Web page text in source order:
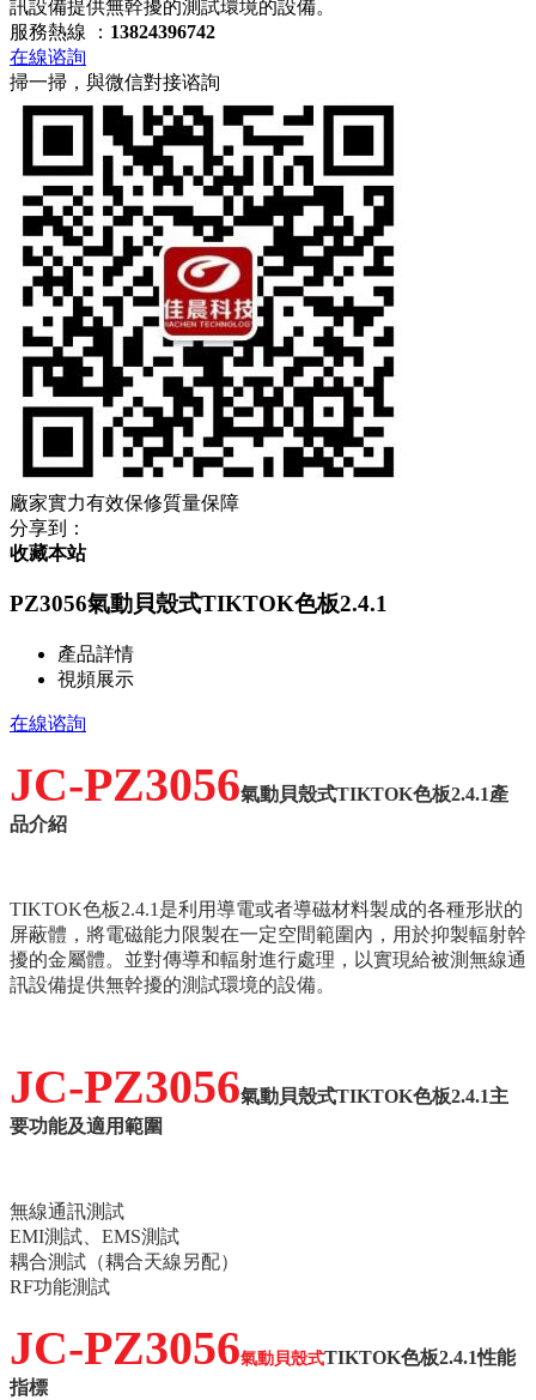
訊設備提供無幹擾的測試環境的設備。
服務熱線 ： 13824396742
在線谘詢
掃一掃，與微信對接谘詢
廠家實力有效保修質量保障
分享到：
收藏本站
PZ3056氣動​貝殼式TIKTOK色板2.4.1
產品詳情
視頻展示
在線谘詢
JC-PZ3056氣動貝殼式TIKTOK色板2.4.1產
品介紹
TIKTOK色板2.4.1是利用導電或者導磁材料製成的各種形狀的
屏蔽體，將電磁能力限製在一定空間範圍內，用於抑製輻射幹
擾的金屬體。並對傳導和輻射進行處理，以實現給被測無線通
訊設備提供無幹擾的測試環境的設備。
JC-PZ3056氣動貝殼式TIKTOK色板2.4.1主
要功能及適用範圍
無線通訊測試
EMI測試、EMS測試
耦合測試（耦合天線另配）
RF功能測試
JC-PZ3056氣動貝殼式TIKTOK色板2.4.1性能
指標